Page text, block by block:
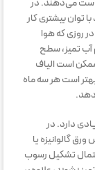
دست می‌دهند. در
توان بیشتری کار
روزی که هوا
آب تمیز، سطح
ممکن است الیاف
است هر سه ماه
دهد.
دارد. در
گالوانیزه یا
تشکیل رسوب